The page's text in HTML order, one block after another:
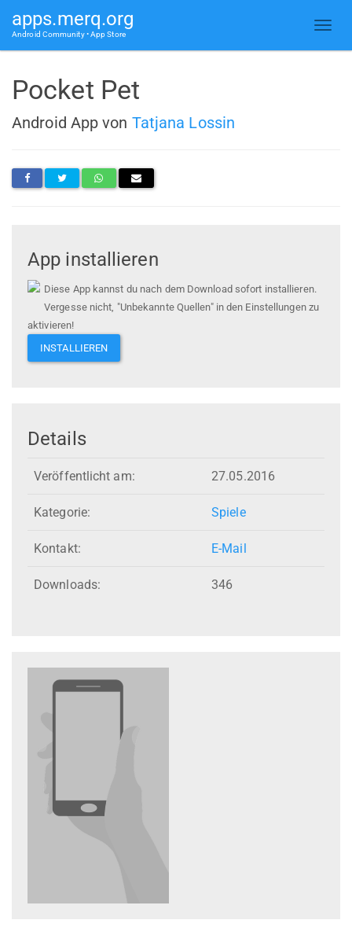
apps.merq.org
Android Community • App Store
Pocket Pet
Android App von Tatjana Lossin
App installieren
Diese App kannst du nach dem Download sofort installieren.
Vergesse nicht, "Unbekannte Quellen" in den Einstellungen zu
aktivieren!
INSTALLIEREN
Details
Veröffentlicht am: 27.05.2016
Kategorie: Spiele
Kontakt: E-Mail
Downloads: 346